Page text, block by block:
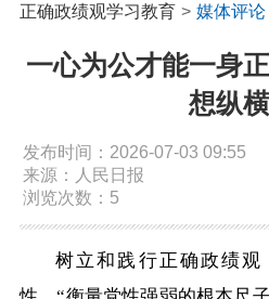
政务服务
特色服务专区 惠企政策精准服务
正确政绩观学习教育 > 媒体评论
一心为公才能一身
想纵横
发布时间：2026-07-03 09:55
来源：人民日报
浏览次数：5
树立和践行正确政绩观